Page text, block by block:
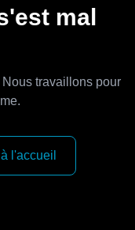
mal
travaillons pour
l'accueil